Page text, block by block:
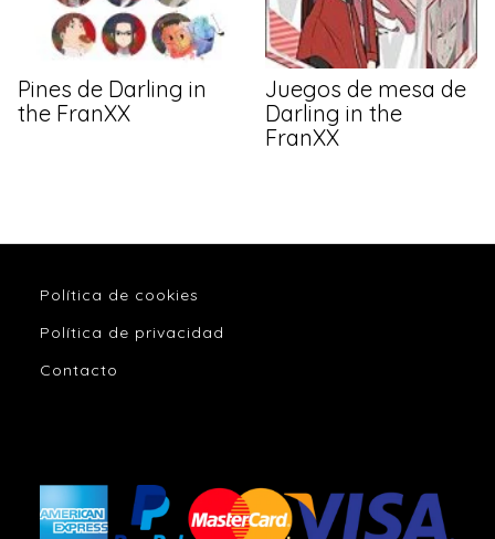
Pines de Darling in
the FranXX
Juegos de mesa de
Darling in the
FranXX
Política de cookies
Política de privacidad
Contacto